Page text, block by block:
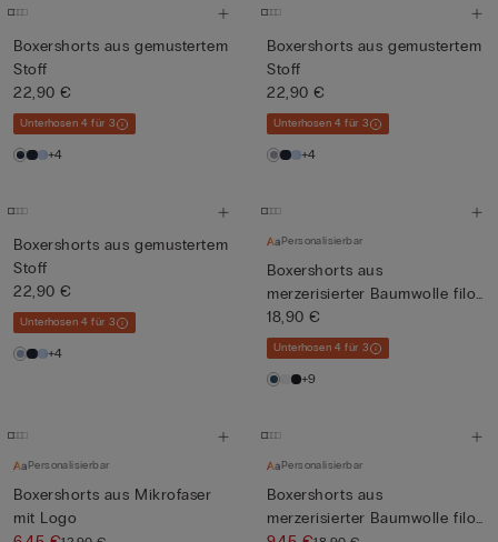
Boxershorts aus gemustertem
Stoff
22,90 €
Unterhosen 4 für 3
+4
Boxershorts aus gemustertem
Stoff
22,90 €
Unterhosen 4 für 3
+4
Boxershorts aus gemustertem
Stoff
22,90 €
Unterhosen 4 für 3
+4
Personalisierbar
Boxershorts aus
merzerisierter Baumwolle filo
Prem...
18,90 €
Unterhosen 4 für 3
+9
Personalisierbar
Boxershorts aus Mikrofaser
mit Logo
Personalisierbar
Boxershorts aus
merzerisierter Baumwolle filo